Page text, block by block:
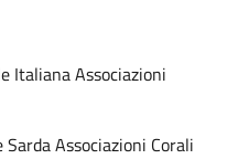
Italiana Associazioni
Associazioni Corali